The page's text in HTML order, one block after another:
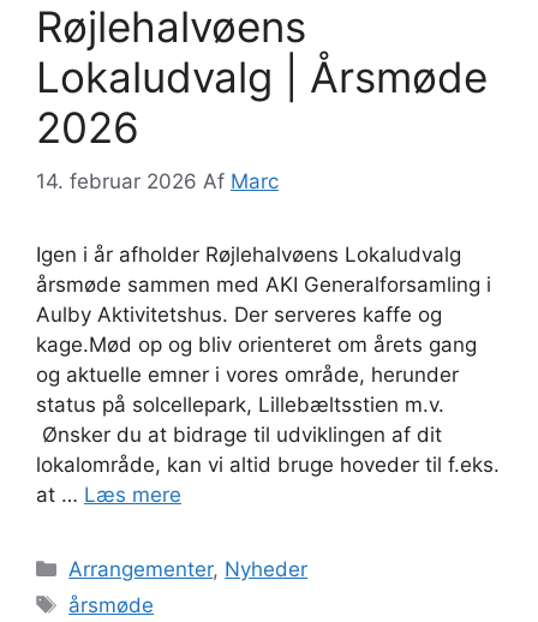
Røjlehalvøens
Lokaludvalg | Årsmøde
2026
14. februar 2026 Af Marc
Igen i år afholder Røjlehalvøens Lokaludvalg
årsmøde sammen med AKI Generalforsamling i
Aulby Aktivitetshus. Der serveres kaffe og
kage.Mød op og bliv orienteret om årets gang
og aktuelle emner i vores område, herunder
status på solcellepark, Lillebæltsstien m.v.
Ønsker du at bidrage til udviklingen af dit
lokalområde, kan vi altid bruge hoveder til f.eks.
at … Læs mere
Kategorier
Arrangementer, Nyheder
Tags
årsmøde